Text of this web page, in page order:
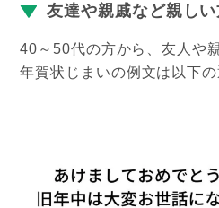
友達や親戚など親し
40～50代の方から、友人や
年賀状じまいの例文は以下の